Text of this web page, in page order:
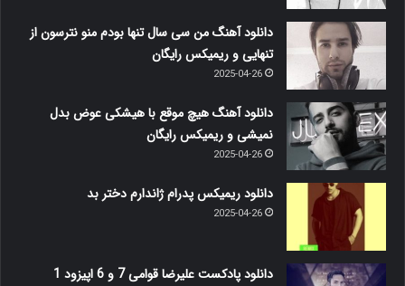
دانلود آهنگ من سی سال تنها بودم منو نترسون از
تنهایی و ریمیکس رایگان
2025-04-26
دانلود آهنگ هیچ موقع با هیشکی عوض بدل
نمیشی و ریمیکس رایگان
2025-04-26
دانلود ریمیکس پدرام ژاندارم دختر بد
2025-04-26
دانلود پادکست علیرضا قوامی 7 و 6 اپیزود 1